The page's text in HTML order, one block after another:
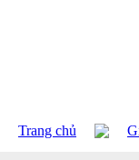
Trang chủ